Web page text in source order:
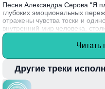
Песня Александра Серова "Я
глубоких эмоциональных
отражены чувства тоски и
внутренний мир человека,
любви. Мелодия и текст
сопереживание и заставляя
Александр Серов, известный
песню в 1990-х годах, что
многими поколениями.
Читать
Другие треки